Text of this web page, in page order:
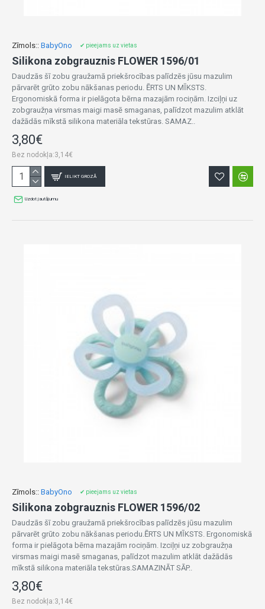
Zīmols:: BabyOno ✔ pieejams uz vietas
Silikona zobgrauznis FLOWER 1596/01
Daudzās šī zobu graužamā priekšrocības palīdzēs jūsu mazulim
pārvarēt grūto zobu nākšanas periodu. ĒRTS UN MĪKSTS.
Ergonomiskā forma ir pielāgota bērna mazajām rociņām. Izciļņi uz
zobgraužņa virsmas maigi masē smaganas, palīdzot mazulim atklāt
dažādās mīkstā silikona materiāla tekstūras. SAMAZ..
3,80€
Bez nodokļa:3,14€
IELIKT GROZĀ
Uzdot jautājumu
Zīmols:: BabyOno ✔ pieejams uz vietas
Silikona zobgrauznis FLOWER 1596/02
Daudzās šī zobu graužamā priekšrocības palīdzēs jūsu mazulim
pārvarēt grūto zobu nākšanas periodu.ĒRTS UN MĪKSTS. Ergonomiskā
forma ir pielāgota bērna mazajām rociņām. Izciļņi uz zobgraužņa
virsmas maigi masē smaganas, palīdzot mazulim atklāt dažādās
mīkstā silikona materiāla tekstūras.SAMAZINĀT SĀP..
3,80€
Bez nodokļa:3,14€